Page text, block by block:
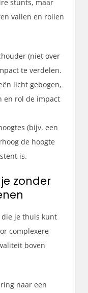
stunts, maar
vallen en rollen
(niet over
te verdelen.
licht gebogen,
en rol de impact
(bijv. een
de hoogte
is.
zonder
die je thuis kunt
complexere
boven
naar een